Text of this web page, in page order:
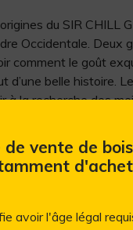
du SIR CHILL
Occidentale. Deux
comment le goût
d’une belle histoire.
à la recherche des
idéale entre
et d’essais,
dire, toutes les
était né?! Le résultat
un soupçon de
La
vente de
avoir l'âge légal